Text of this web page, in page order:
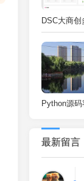
最新留言